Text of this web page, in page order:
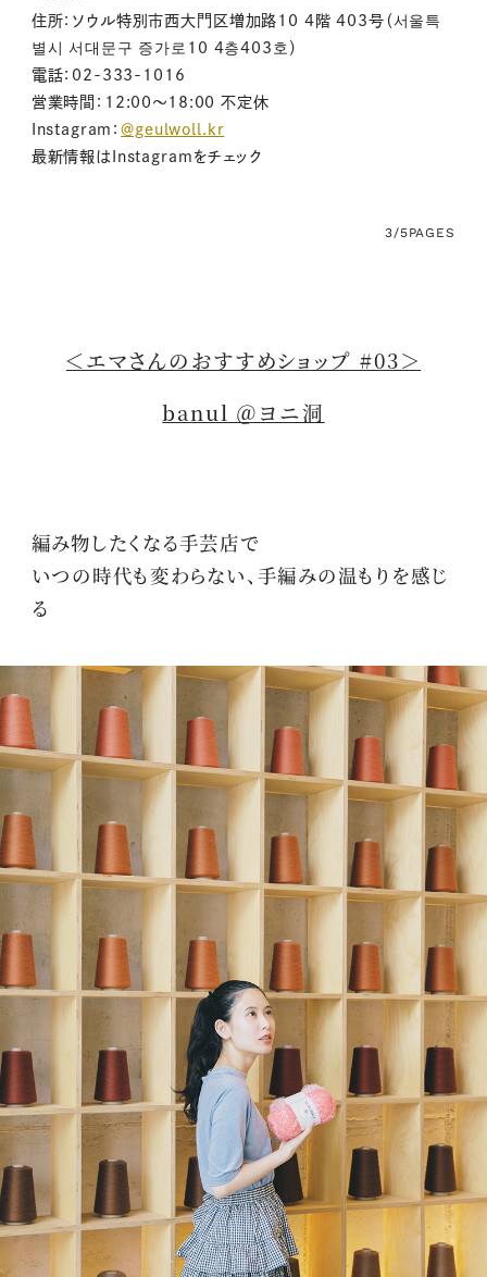
住所：ソウル特別市西大門区増加路10 4階 403号（서울특
별시 서대문구 증가로10 4층403호）
電話：02-333-1016
営業時間：12:00〜18:00 不定休
Instagram：＠geulwoll.kr
最新情報はInstagramをチェック
3/5PAGES
＜エマさんのおすすめショップ #03＞
banul ＠ヨニ洞
編み物したくなる手芸店で
いつの時代も変わらない、手編みの温もりを感じ
る